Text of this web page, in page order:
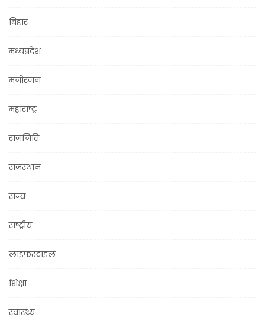
बिहार
मध्यप्रदेश
मनोरंजन
महाराष्ट्र
राजनिति
राजस्थान
राज्य
राष्ट्रीय
लाइफस्टाइल
शिक्षा
स्वास्थ्य